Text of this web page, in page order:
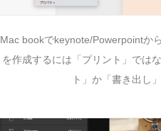
Mac bookでkeynote/Powerpointか
を作成するには「プリント」では
ト」か「書き出し」